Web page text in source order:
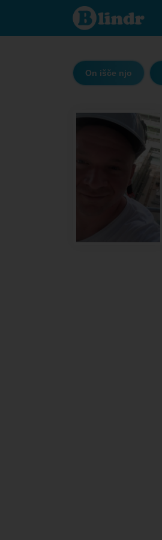
MichalMisoMisko
- On išče njo
Trenčiansky kraj
On išče njo